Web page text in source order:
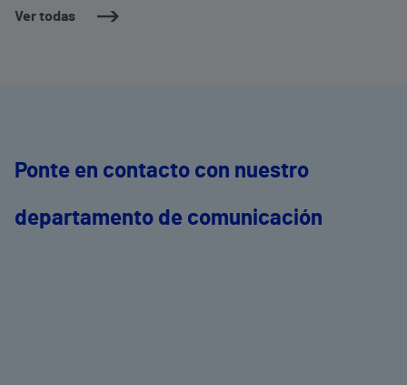
Ver todas
Ponte en contacto con nuestro
departamento de comunicación